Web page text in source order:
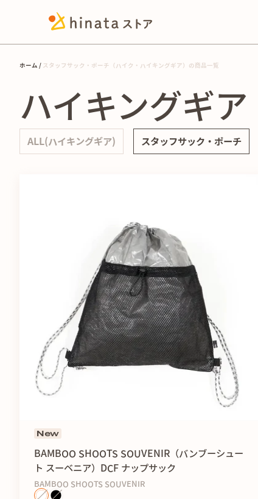
ホーム スタッフサック・ポーチ（ハイク・ハイキングギア）の商品一覧
ハイキングギア
ALL(ハイキングギア) スタッフサック・ポーチ
New
BAMBOO SHOOTS SOUVENIR（バンブーシュー
ト スーベニア）DCF ナップサック
BAMBOO SHOOTS SOUVENIR